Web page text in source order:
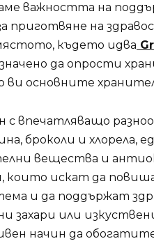
важността на
приготвяне на
където идва
да опрости
ви основните
с впечатляващо
броколи и хлорела,
вещества и
които искат да
и да поддържат
захари или
начин да